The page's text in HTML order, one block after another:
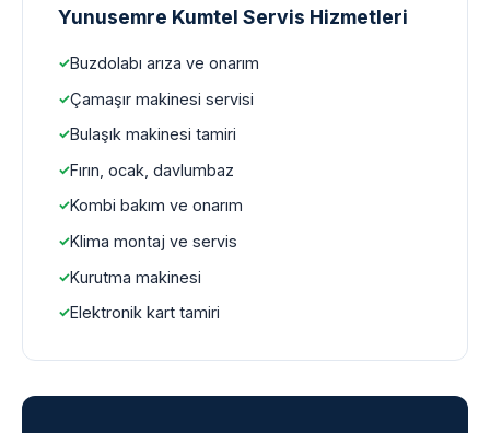
Yunusemre Kumtel Servis Hizmetleri
Buzdolabı arıza ve onarım
Çamaşır makinesi servisi
Bulaşık makinesi tamiri
Fırın, ocak, davlumbaz
Kombi bakım ve onarım
Klima montaj ve servis
Kurutma makinesi
Elektronik kart tamiri